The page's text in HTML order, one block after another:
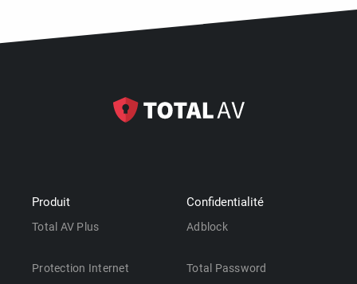
Produit
Total AV Plus
Protection Internet
Confidentialité
Adblock
Total Password